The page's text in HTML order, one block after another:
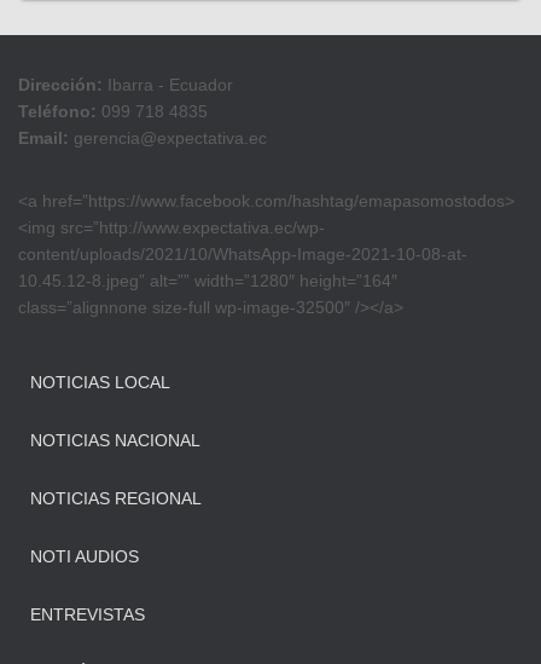
Dirección: Ibarra - Ecuador
Teléfono: 099 718 4835
Email: gerencia@expectativa.ec
<a href=”https://www.facebook.com/hashtag/emapasomostodos>
<img src=”http://www.expectativa.ec/wp-
content/uploads/2021/10/WhatsApp-Image-2021-10-08-at-
10.45.12-8.jpeg” alt=”” width=”1280″ height=”164″
class=”alignnone size-full wp-image-32500″ /></a>
NOTICIAS LOCAL
NOTICIAS NACIONAL
NOTICIAS REGIONAL
NOTI AUDIOS
ENTREVISTAS